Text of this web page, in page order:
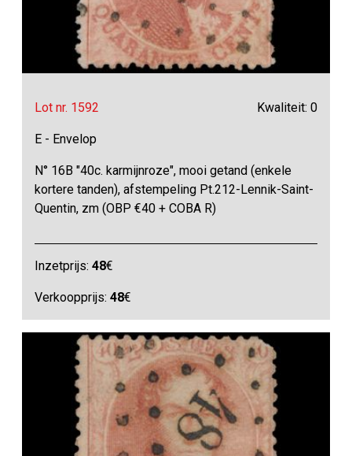
Lot nr. 1592 Kwaliteit: 0
E - Envelop
N° 16B "40c. karmijnroze", mooi getand (enkele
kortere tanden), afstempeling Pt.212-Lennik-Saint-
Quentin, zm (OBP €40 + COBA R)
Inzetprijs:48€
Verkoopprijs:48€